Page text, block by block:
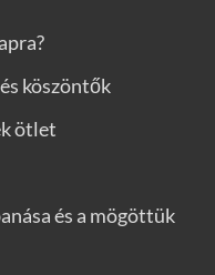
köszöntők
ötlet
és a mögöttük